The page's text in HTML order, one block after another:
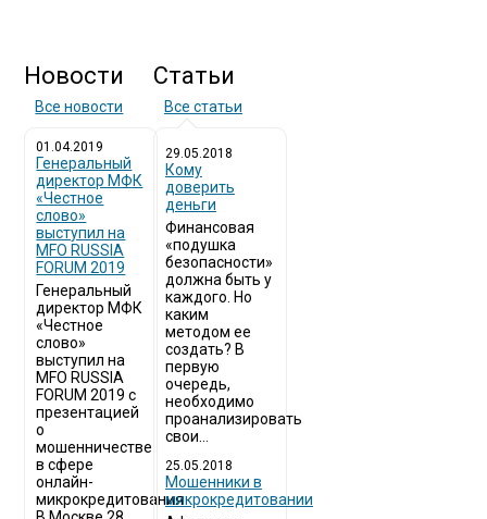
Новости
Все новости
01.04.2019
Генеральный
директор МФК
«Честное
слово»
выступил на
MFO RUSSIA
FORUM 2019
Генеральный
директор МФК
«Честное
слово»
выступил на
MFO RUSSIA
FORUM 2019 с
презентацией
о
мошенничестве
в сфере
онлайн-
микрокредитования
Статьи
Все статьи
29.05.2018
Кому
доверить
деньги
Финансовая
«подушка
безопасности»
должна быть у
каждого. Но
каким
методом ее
создать? В
первую
очередь,
необходимо
проанализировать
свои...
25.05.2018
Мошенники в
микрокредитовании